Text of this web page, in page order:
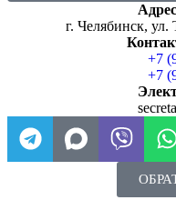
г. Челябинск, ул.
+7
+7